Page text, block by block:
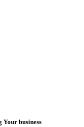
Your business